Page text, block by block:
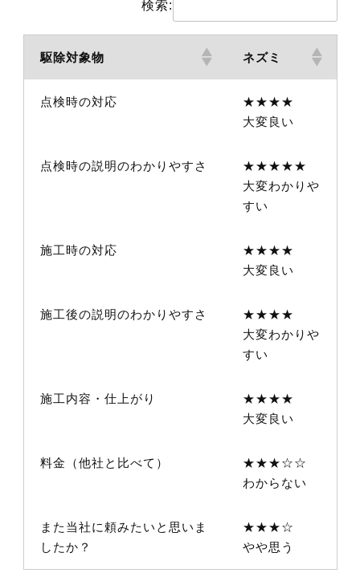
検索:
駆除対象物 ネズミ
点検時の対応
★★★★
大変良い
点検時の説明のわかりやすさ
★★★★★
大変わかりや
すい
施工時の対応
★★★★
大変良い
施工後の説明のわかりやすさ
★★★★
大変わかりや
すい
施工内容・仕上がり
★★★★
大変良い
料金（他社と比べて）
★★★☆☆
わからない
また当社に頼みたいと思いま
したか？
★★★☆
やや思う